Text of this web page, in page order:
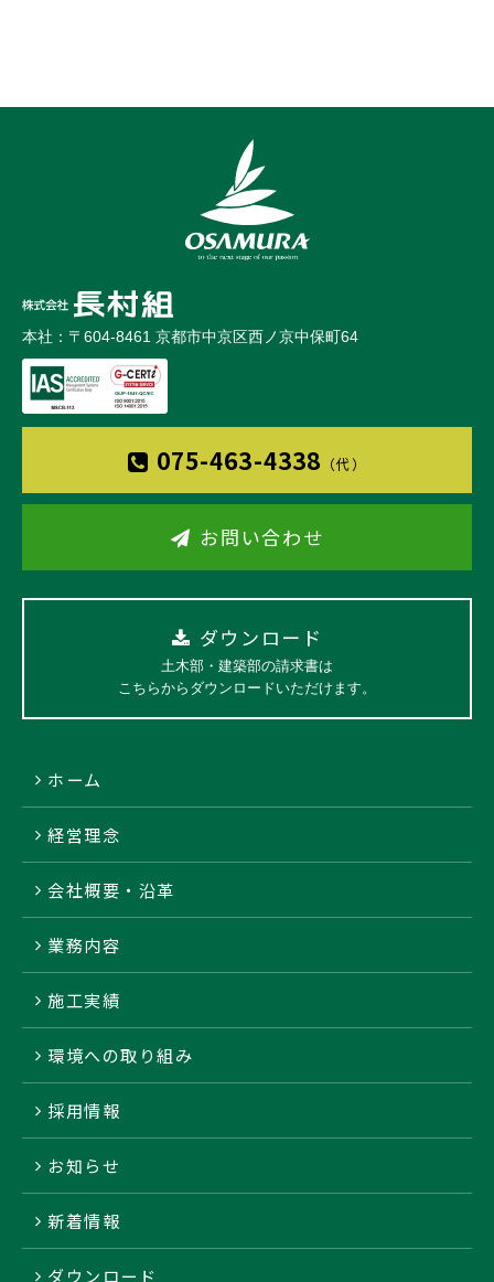
本社：〒604-8461 京都市中京区西ノ京中保町64
075-463-4338（代）
お問い合わせ
ダウンロード
土木部・建築部の請求書は
こちらからダウンロードいただけます。
ホーム
経営理念
会社概要・沿革
業務内容
施工実績
環境への取り組み
採用情報
お知らせ
新着情報
ダウンロード